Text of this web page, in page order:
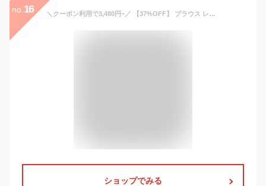
no. 16 ＼クーポン利用で3,480円~／ 【37%OFF】 ブラウス レディース 接触冷感 2WAY タイ付き 選べる インナー トップス 半袖 8分袖 長袖 透けにくい 上品 ビジネス 通勤 セレモニー オールシーズン 春 夏 秋 冬 メール便送料無料 1/1
ショップでみる